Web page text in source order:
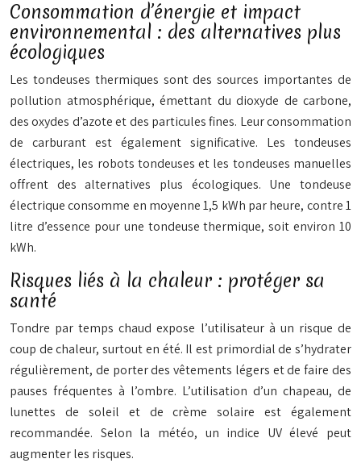
Consommation d’énergie et impact
environnemental : des alternatives plus
écologiques
Les tondeuses thermiques sont des sources importantes de
pollution atmosphérique, émettant du dioxyde de carbone,
des oxydes d’azote et des particules fines. Leur consommation
de carburant est également significative. Les tondeuses
électriques, les robots tondeuses et les tondeuses manuelles
offrent des alternatives plus écologiques. Une tondeuse
électrique consomme en moyenne 1,5 kWh par heure, contre 1
litre d’essence pour une tondeuse thermique, soit environ 10
kWh.
Risques liés à la chaleur : protéger sa
santé
Tondre par temps chaud expose l’utilisateur à un risque de
coup de chaleur, surtout en été. Il est primordial de s’hydrater
régulièrement, de porter des vêtements légers et de faire des
pauses fréquentes à l’ombre. L’utilisation d’un chapeau, de
lunettes de soleil et de crème solaire est également
recommandée. Selon la météo, un indice UV élevé peut
augmenter les risques.